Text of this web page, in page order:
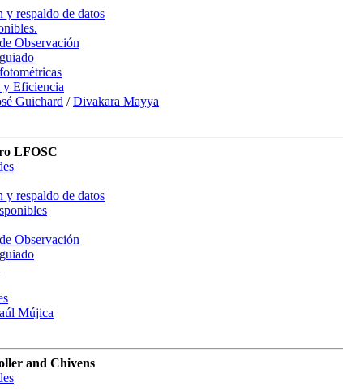
respaldo de datos
Observación
y Eficiencia
Guichard /Divakara Mayya
LFOSC
respaldo de datos
Observación
Mújica
and Chivens